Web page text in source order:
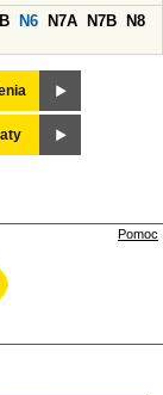
N6 N7A N7B
N8
Pomoc